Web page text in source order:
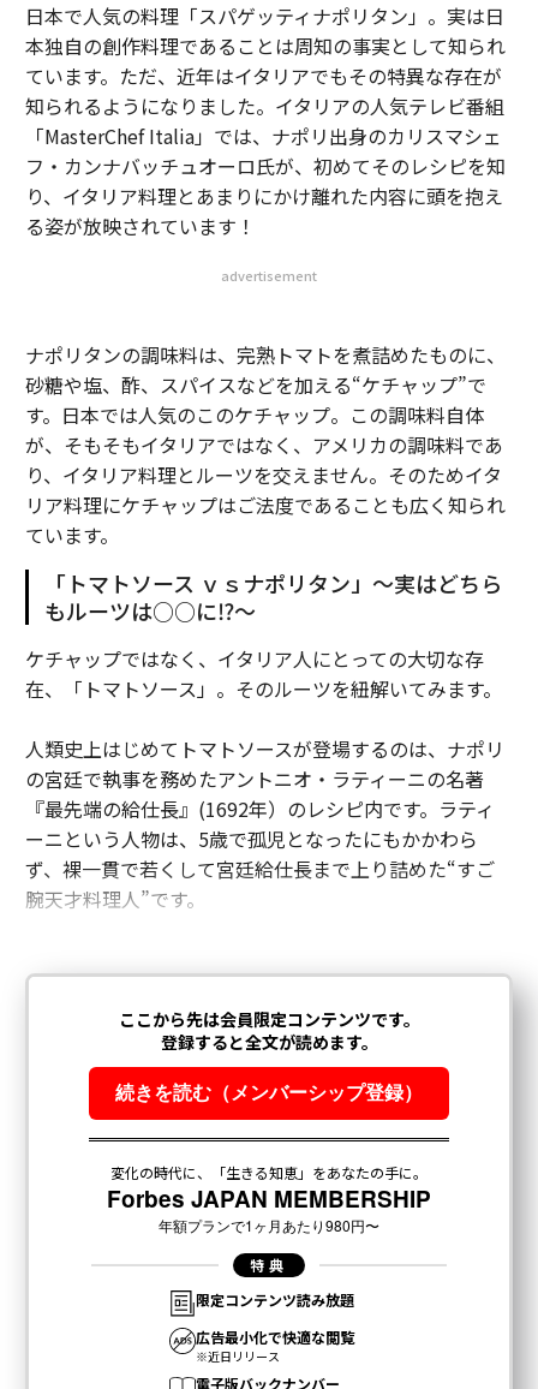
日本で人気の料理「スパゲッティナポリタン」。実は日
本独自の創作料理であることは周知の事実として知られ
ています。ただ、近年はイタリアでもその特異な存在が
知られるようになりました。イタリアの⼈気テレビ番組
「MasterChef Italia」では、ナポリ出⾝のカリスマシェ
フ・カンナバッチュオーロ氏が、初めてそのレシピを知
り、イタリア料理とあまりにかけ離れた内容に頭を抱え
る姿が放映されています！
advertisement
ナポリタンの調味料は、完熟トマトを煮詰めたものに、
砂糖や塩、酢、スパイスなどを加える“ケチャップ”で
す。日本では人気のこのケチャップ。この調味料自体
が、そもそもイタリアではなく、アメリカの調味料であ
り、イタリア料理とルーツを交えません。そのためイタ
リア料理にケチャップはご法度であることも広く知られ
ています。
「トマトソース ｖｓナポリタン」～実はどちら
もルーツは○○に⁉～
ケチャップではなく、イタリア人にとっての大切な存
在、「トマトソース」。そのルーツを紐解いてみます。
⼈類史上はじめてトマトソースが登場するのは、ナポリ
の宮廷で執事を務めたアントニオ・ラティーニの名著
『最先端の給仕⻑』(1692年）のレシピ内です。ラティ
ーニという⼈物は、5歳で孤児となったにもかかわら
ず、裸⼀貫で若くして宮廷給仕⻑まで上り詰めた“すご
腕天才料理⼈”です。